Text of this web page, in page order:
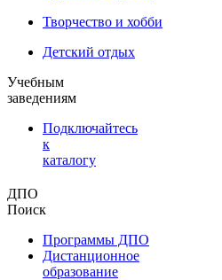
Творчество и хобби
Детский отдых
Учебным
заведениям
Подключайтесь
к
каталогу
ДПО
Поиск
Программы ДПО
Дистанционное
образование